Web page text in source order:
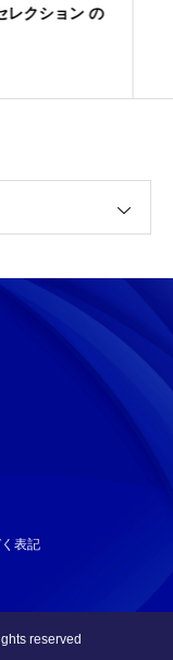
表記
reserved